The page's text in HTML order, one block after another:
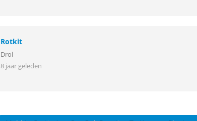
Rotkit
Drol
8 jaar geleden